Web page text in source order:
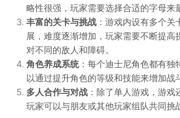
略性很强，玩家需要选择合适的字母来
丰富的关卡与挑战 ：游戏内设有多个关
展，难度逐渐增加，玩家需要不断提高
对不同的敌人和障碍。
角色养成系统：每个迪士尼角色都有独
以通过提升角色的等级和技能来增加战
多人合作与对战 ：除了单人游戏，游戏
玩家可以与朋友或其他玩家组队共同挑